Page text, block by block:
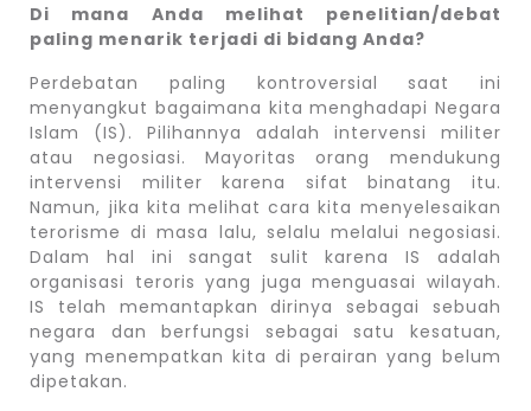
Di mana Anda melihat penelitian/debat
paling menarik terjadi di bidang Anda?
Perdebatan paling kontroversial saat ini
menyangkut bagaimana kita menghadapi Negara
Islam (IS). Pilihannya adalah intervensi militer
atau negosiasi. Mayoritas orang mendukung
intervensi militer karena sifat binatang itu.
Namun, jika kita melihat cara kita menyelesaikan
terorisme di masa lalu, selalu melalui negosiasi.
Dalam hal ini sangat sulit karena IS adalah
organisasi teroris yang juga menguasai wilayah.
IS telah memantapkan dirinya sebagai sebuah
negara dan berfungsi sebagai satu kesatuan,
yang menempatkan kita di perairan yang belum
dipetakan.